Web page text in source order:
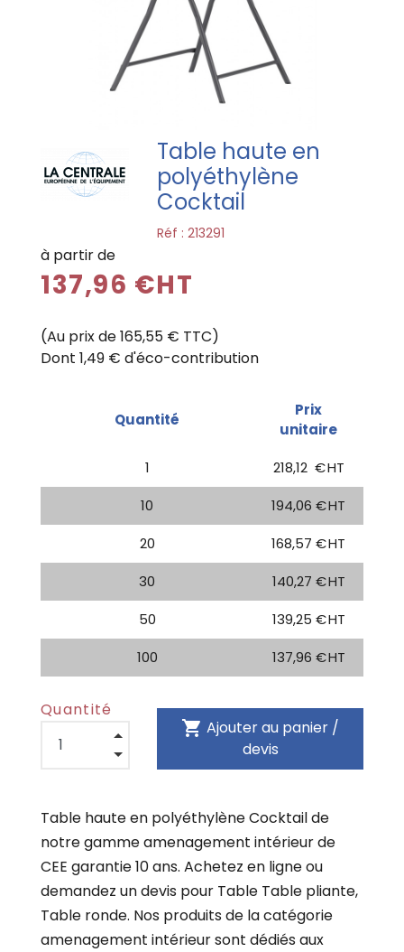
Table haute en
polyéthylène
Cocktail
Réf :213291
à partir de
137,96 €HT
(Au prix de 165,55 € TTC)
Dont 1,49 € d'éco-contribution
Quantité
Prix
unitaire
1
218,12 € HT
10
194,06 € HT
20
168,57 € HT
30
140,27 € HT
50
139,25 € HT
100
137,96 € HT
Quantité
shopping_cart Ajouter au panier /
devis
Table haute en polyéthylène Cocktail de
notre gamme amenagement intérieur de
CEE garantie 10 ans. Achetez en ligne ou
demandez un devis pour Table Table pliante,
Table ronde. Nos produits de la catégorie
amenagement intérieur sont dédiés aux